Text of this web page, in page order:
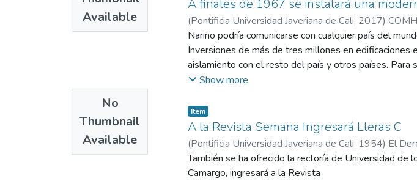
Available
No
Thumbnail
Available
A finales de 1967 se instalará una
(Pontificia Universidad Javeriana de Cali, 2017)
Nariño podría comunicarse con cualquier país del
Inversiones de más de tres millones en edificaciones
aislamiento con el resto del país y otros países. Para
repetidoras.
Show more
Item
A la Revista Semana Ingresará Lleras C
(Pontificia Universidad Javeriana de Cali, 1954) El
También se ha ofrecido la rectoría de Universidad
Camargo, ingresará a la Revista